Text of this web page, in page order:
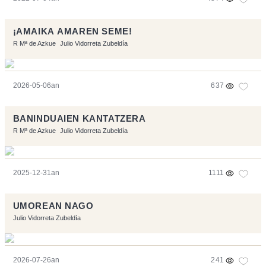
¡AMAIKA AMAREN SEME!
R Mª de Azkue Julio Vidorreta Zubeldía
2026-05-06an 637
BANINDUAIEN KANTATZERA
R Mª de Azkue Julio Vidorreta Zubeldía
2025-12-31an 1111
UMOREAN NAGO
Julio Vidorreta Zubeldía
2026-07-26an 241